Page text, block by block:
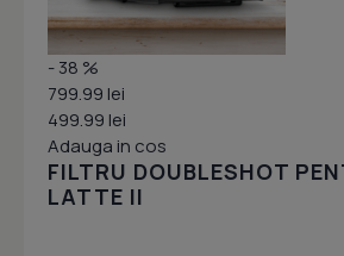
- 38 %
799.99 lei
499.99 lei
Adauga in cos
FILTRU DOUBLESHOT
LATTE II